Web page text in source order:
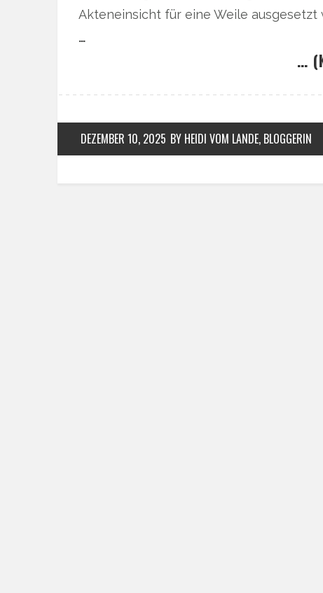
Akteneinsicht für eine Weile ausgesetzt
…
…
DEZEMBER 10, 2025 BY HEIDI VOM LANDE, BLOGGERIN